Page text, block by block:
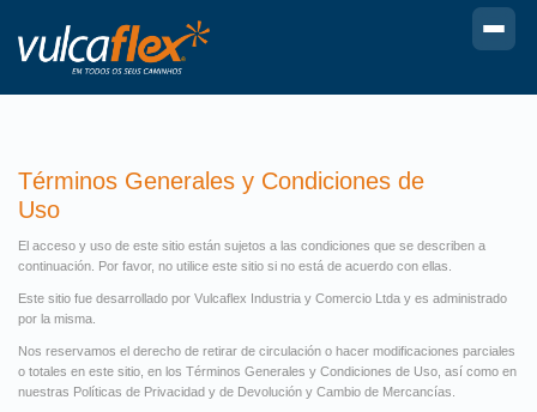
Términos Generales y Condiciones de
Uso
El acceso y uso de este sitio están sujetos a las condiciones que se describen a
continuación. Por favor, no utilice este sitio si no está de acuerdo con ellas.
Este sitio fue desarrollado por Vulcaflex Industria y Comercio Ltda y es administrado
por la misma.
Nos reservamos el derecho de retirar de circulación o hacer modificaciones parciales
o totales en este sitio, en los Términos Generales y Condiciones de Uso, así como en
nuestras Políticas de Privacidad y de Devolución y Cambio de Mercancías.